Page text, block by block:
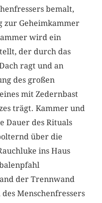
bemalt,
zur Geheimkammer
wird ein
der durch das
ragt und an
des großen
mit Zedernbast
trägt. Kammer und
Dauer des Rituals
über die
ins Haus
der Trennwand
Menschenfressers